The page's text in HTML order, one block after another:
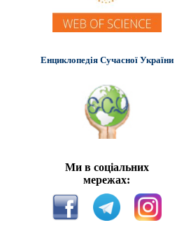
Енциклопедія Сучасної України
Ми в соціальних
мережах: